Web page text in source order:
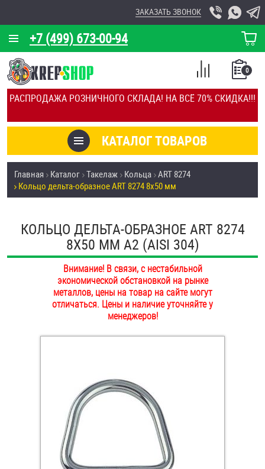
РАСПРОДАЖА РОЗНИЧНОГО СКЛАДА! НА ВСЁ 70% СКИДКА!!!
+7 (499) 673-00-94
ЗАКАЗАТЬ ЗВОНОК
КОРЗИНА
О КОМПАНИИ
КАЛЬКУЛЯТОР
ОТЗЫВЫ
УСЛУГИ
СКИДКИ
ОПТ
ПОКУПАТЕЛЯМ
ОПЛАТА И ДОСТАВКА
НАШИ МАГАЗИНЫ
КАТАЛОГ ТОВАРОВ
0
СПИСОК
СРАВНЕНИЕ
Товары со скидкой
Анкеры
Антивандальный крепёж, инструмент
Болты и винты
Втулки
Заклепки (Гайки-Заклепки)
Инструмент
Главная Каталог Такелаж Кольца ART 8274
Кольцо дельта-образное ART 8274 8х50 мм
КОЛЬЦО ДЕЛЬТА-ОБРАЗНОЕ ART 8274
8Х50 ММ А2 (AISI 304)
Внимание! В связи, с нестабильной
экономической обстановкой на рынке
металлов, цены на товар на сайте могут
отличаться. Цены и наличие уточняйте у
менеджеров!